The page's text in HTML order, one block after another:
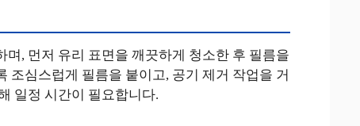
, 먼저 유리 표면을 깨끗하게 청소한 후 필름을
조심스럽게 필름을 붙이고, 공기 제거 작업을 거
일정 시간이 필요합니다.